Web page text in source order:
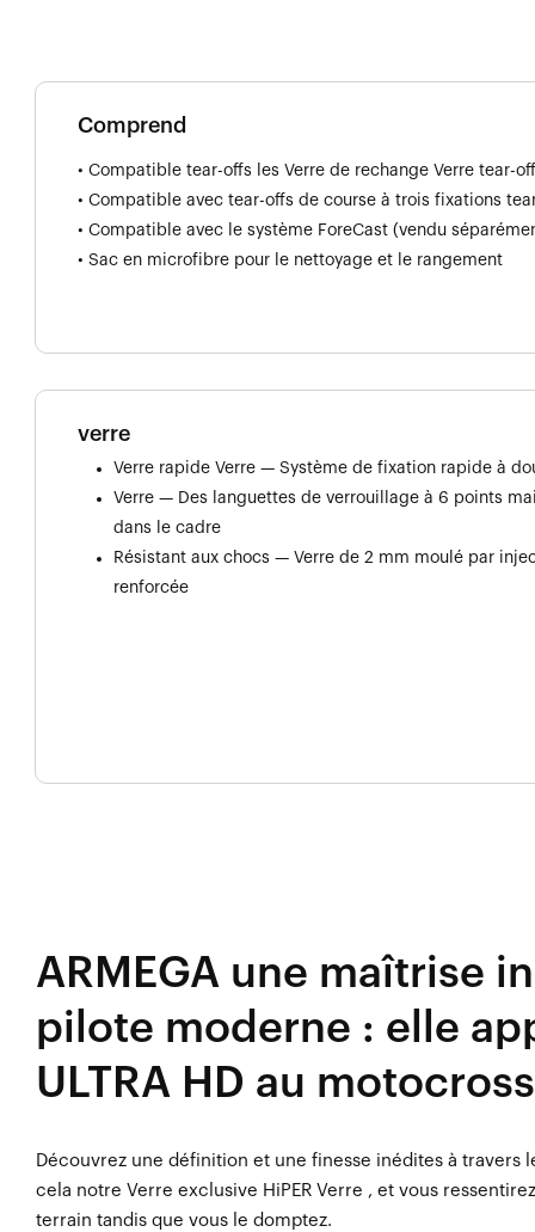
Comprend
• Compatible tear-offs les Verre de rechange Verre tear-
• Compatible avec tear-offs de course à trois fixations
• Compatible avec le système ForeCast (vendu
• Sac en microfibre pour le nettoyage et le rangement
verre
Verre rapide Verre — Système de fixation rapide à
Verre — Des languettes de verrouillage à 6 points
dans le cadre
Résistant aux chocs — Verre de 2 mm moulé par
renforcée
ARMEGA une maîtrise
pilote moderne : elle
ULTRA HD au
Découvrez une définition et une finesse inédites à travers
cela notre Verre exclusive HiPER Verre , et vous
terrain tandis que vous le domptez.